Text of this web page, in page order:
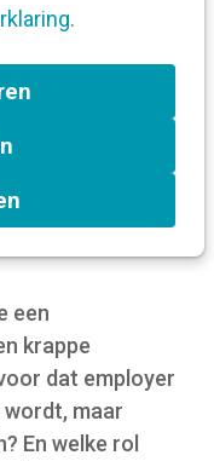
.
een
krappe
dat employer
wordt, maar
En welke rol